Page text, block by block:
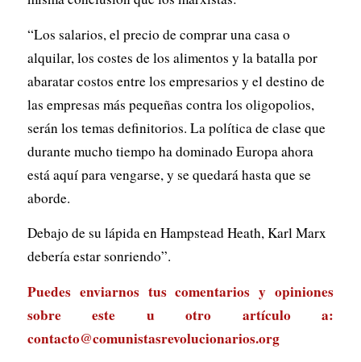
“Los salarios, el precio de comprar una casa o
alquilar, los costes de los alimentos y la batalla por
abaratar costos entre los empresarios y el destino de
las empresas más pequeñas contra los oligopolios,
serán los temas definitorios. La política de clase que
durante mucho tiempo ha dominado Europa ahora
está aquí para vengarse, y se quedará hasta que se
aborde.
Debajo de su lápida en Hampstead Heath, Karl Marx
debería estar sonriendo”.
Puedes enviarnos tus comentarios y opiniones
sobre este u otro artículo a:
contacto@comunistasrevolucionarios.org